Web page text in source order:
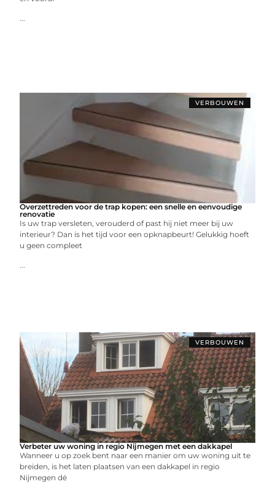
...
VERBOUWEN
Overzettreden voor de trap kopen: een snelle en eenvoudige
renovatie
Is uw trap versleten, verouderd of past hij niet meer bij uw
interieur? Dan is het tijd voor een opknapbeurt! Gelukkig hoeft
u geen compleet
...
VERBOUWEN
Verbeter uw woning in regio Nijmegen met een dakkapel
Wanneer u op zoek bent naar een manier om uw woning uit te
breiden, is het laten plaatsen van een dakkapel in regio
Nijmegen dé